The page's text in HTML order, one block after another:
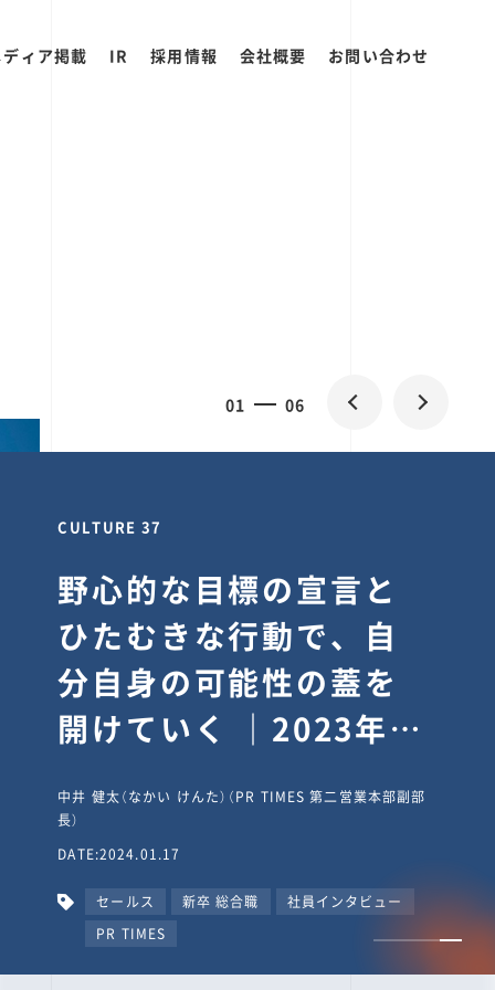
ィア掲載 IR 採用情報 会社概要 お問い合わせ
0 06
CULTURE 30
逆境では自分のスタン
スを変え“予想を裏切
り、期待を超える”【真
輔塾・前編】
山田真輔（やまだ しんすけ）（執行役員 兼 Jooto事業部
長）
DATE:2023.09.08
カルチャー CxO キャリア入社 Jooto